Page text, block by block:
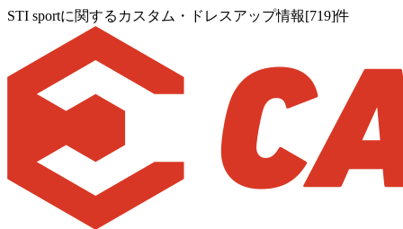
STI sportに関するカスタム・ドレスアップ情報[719]件